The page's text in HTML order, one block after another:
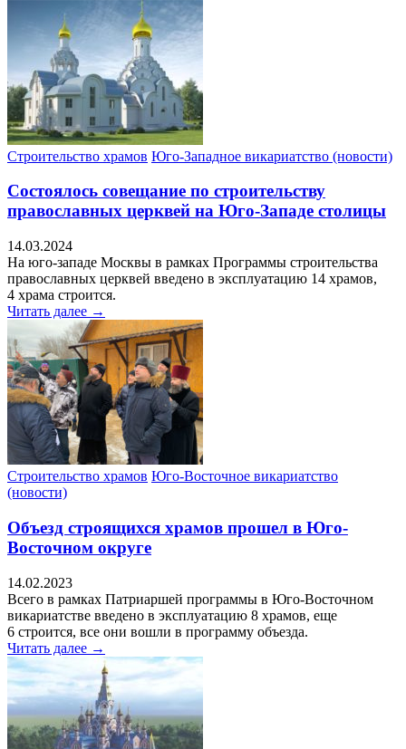
Строительство храмов Юго-Западное викариатство (новости)
Состоялось совещание по строительству
православных церквей на Юго-Западе столицы
14.03.2024
На юго-западе Москвы в рамках Программы строительства
православных церквей введено в эксплуатацию 14 храмов,
4 храма строится.
Читать далее →
Строительство храмов Юго-Восточное викариатство
(новости)
Объезд строящихся храмов прошел в Юго-
Восточном округе
14.02.2023
Всего в рамках Патриаршей программы в Юго-Восточном
викариатстве введено в эксплуатацию 8 храмов, еще
6 строится, все они вошли в программу объезда.
Читать далее →